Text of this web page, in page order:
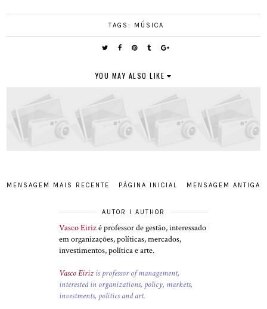
TAGS: MÚSICA
YOU MAY ALSO LIKE
MENSAGEM MAIS RECENTE MENSAGEM ANTIGA
PÁGINA INICIAL
AUTOR I AUTHOR
Vasco Eirizé professor de gestão, interessado
em organizações, políticas, mercados,
investimentos, política e arte.
Vasco Eiriz is professor of management,
interested in organizations, policy, markets,
investments, politics and art.